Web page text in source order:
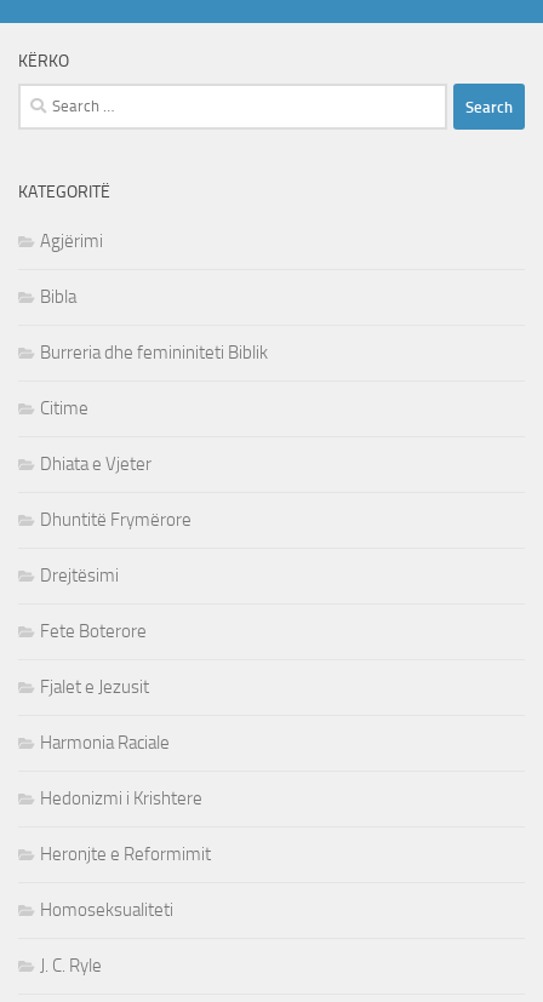
KËRKO
Search
for:
KATEGORITË
Agjërimi
Bibla
Burreria dhe femininiteti Biblik
Citime
Dhiata e Vjeter
Dhuntitë Frymërore
Drejtësimi
Fete Boterore
Fjalet e Jezusit
Harmonia Raciale
Hedonizmi i Krishtere
Heronjte e Reformimit
Homoseksualiteti
J. C. Ryle